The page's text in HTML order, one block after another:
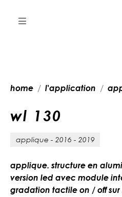
home l'application
wl 1 30
applique - 2016 - 2019
applique. structure en
version led avec module
gradation tactile on / off sur